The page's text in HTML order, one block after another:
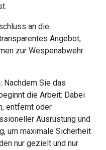
an die
Angebot,
zur Wespenabwehr
: Nachdem Sie das
die Arbeit: Dabei
entfernt oder
Ausrüstung und
um maximale Sicherheit
nur gezielt und nur